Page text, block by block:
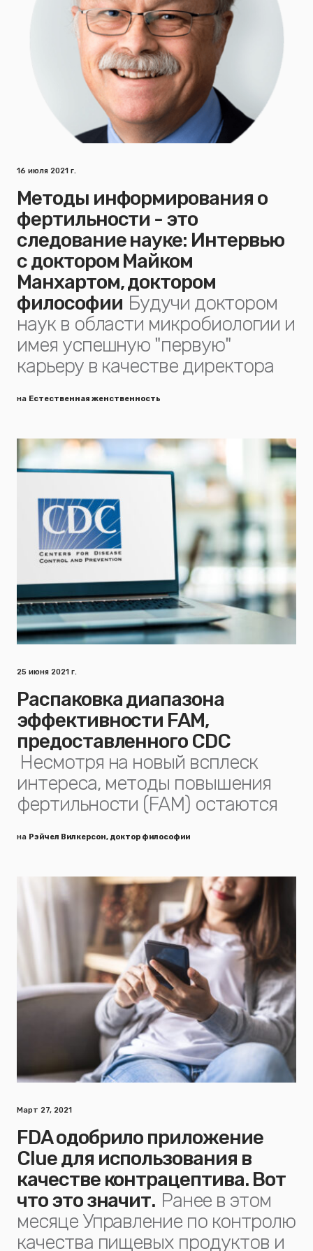
16 июля 2021 г.
Методы информирования о
фертильности - это
следование науке: Интервью
с доктором Майком
Манхартом, доктором
философии Будучи доктором
наук в области микробиологии и
имея успешную "первую"
карьеру в качестве директора
на Естественная женственность
25 июня 2021 г.
Распаковка диапазона
эффективности FAM,
предоставленного CDC
Несмотря на новый всплеск
интереса, методы повышения
фертильности (FAM) остаются
на Рэйчел Вилкерсон, доктор философии
Март 27, 2021
FDA одобрило приложение
Clue для использования в
качестве контрацептива. Вот
что это значит. Ранее в этом
месяце Управление по контролю
качества пищевых продуктов и